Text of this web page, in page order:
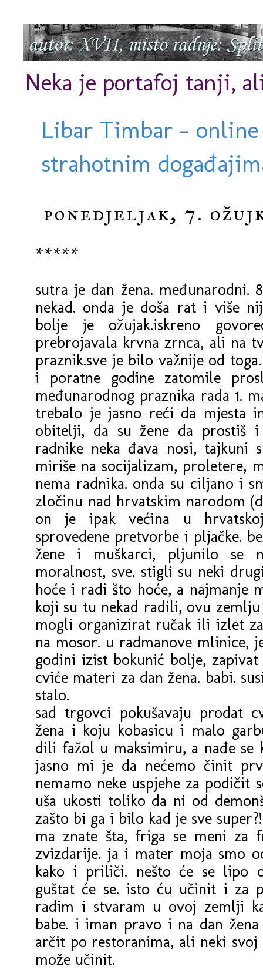
Neka je portafoj tanji,
Libar Timbar -
strahotnim
ponedjeljak, 7.
*****
sutra je dan žena. međunarodni.
nekad. onda je doša rat i više
bolje je ožujak.iskreno
prebrojavala krvna zrnca, ali na
praznik.sve je bilo važnije od
i poratne godine zatomile
međunarodnog praznika rada 1.
trebalo je jasno reći da mjesta
obitelji, da sužene da prostiš
radnike neka đava nosi, tajkuni
miriše na socijalizam, proletere,
nema radnika. onda su ciljano i
zločinu nad hrvatskim narodom
on je ipak većina u
sprovedene pretvorbe i pljačke.
žene i muškarci, pljunilo se
moralnost, sve. stigli su neki
hoće i radi što hoće, a najmanje
koji su tu nekad radili, ovu
mogli organizirat ručak ili izlet
na mosor. u radmanove mlinice,
godini izist bokunić bolje,
cviće materi za dan žena. babi.
stalo.
sad trgovci pokušavaju prodat
žena i koju kobasicu i malo
dili fažol u maksimiru, a nađe se
jasno mi je da nećemo činit
nemamo neke uspjehe za podičit
uša ukosti toliko da ni od
zašto bi ga i bilo kad je sve super?!
ma znate šta, friga se meni za
zvizdarije. ja i mater moja smo
kako i priliči. nešto će se lipo
guštat će se. isto ću učinit i za
radim i stvaram u ovoj zemlji
babe. i iman pravo i na dan
arčit po restoranima, ali neki
može učinit.